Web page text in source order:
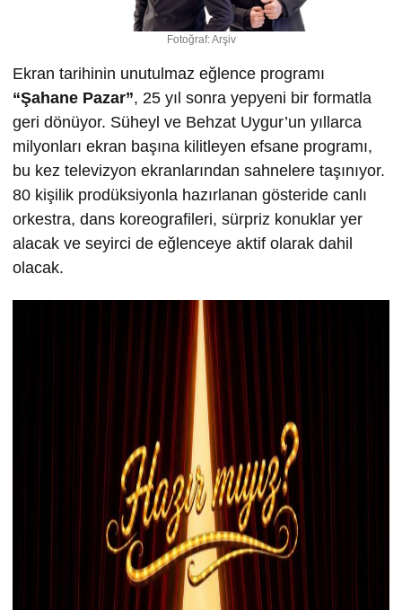
Fotoğraf: Arşiv
Ekran tarihinin unutulmaz eğlence programı
“Şahane Pazar”, 25 yıl sonra yepyeni bir formatla
geri dönüyor. Süheyl ve Behzat Uygur’un yıllarca
milyonları ekran başına kilitleyen efsane programı,
bu kez televizyon ekranlarından sahnelere taşınıyor.
80 kişilik prodüksiyonla hazırlanan gösteride canlı
orkestra, dans koreografileri, sürpriz konuklar yer
alacak ve seyirci de eğlenceye aktif olarak dahil
olacak.